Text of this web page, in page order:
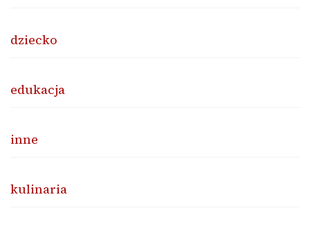
dziecko
edukacja
inne
kulinaria